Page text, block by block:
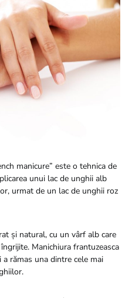
manicure” este o tehnica de
unui lac de unghii alb
urmat de un lac de unghii roz
și natural, cu un vârf alb care
Manichiura frantuzeasca
rămas una dintre cele mai